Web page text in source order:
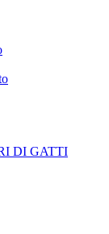
DI GATTI